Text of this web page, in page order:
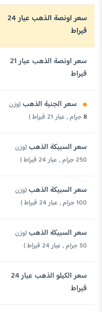
سعر اونصة الذهب عيار 24
قيراط
سعر اونصة الذهب عيار 21
قيراط
سعر الجنية الذهب (وزن
8 جرام , عيار 21 قيراط )
سعر السبيكة الذهب (وزن
250 جرام , عيار 24 قيراط )
سعر السبيكة الذهب (وزن
100 جرام , عيار 24 قيراط )
سعر السبيكة الذهب (وزن
50 جرام , عيار 24 قيراط )
سعر الكيلو الذهب عيار 24
قيراط